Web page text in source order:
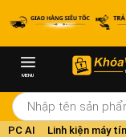
MENU
PC AI Linh kiện máy